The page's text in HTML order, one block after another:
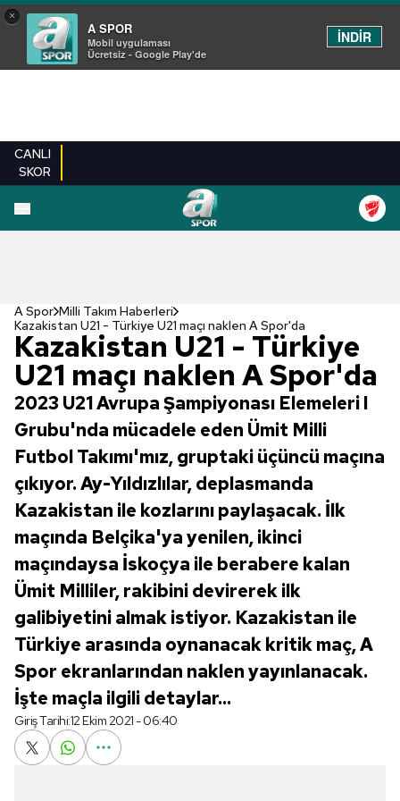
×
A SPOR
Mobil uygulaması
Ücretsiz - Google Play'de
İNDİR
CANLI
SKOR
A Spor Milli Takım Haberleri
Kazakistan U21 - Türkiye U21 maçı naklen A Spor'da
Kazakistan U21 - Türkiye
U21 maçı naklen A Spor'da
2023 U21 Avrupa Şampiyonası Elemeleri I
Grubu'nda mücadele eden Ümit Milli
Futbol Takımı'mız, gruptaki üçüncü maçına
çıkıyor. Ay-Yıldızlılar, deplasmanda
Kazakistan ile kozlarını paylaşacak. İlk
maçında Belçika'ya yenilen, ikinci
maçındaysa İskoçya ile berabere kalan
Ümit Milliler, rakibini devirerek ilk
galibiyetini almak istiyor. Kazakistan ile
Türkiye arasında oynanacak kritik maç, A
Spor ekranlarından naklen yayınlanacak.
İşte maçla ilgili detaylar...
Giriş Tarihi:12 Ekim 2021 - 06:40